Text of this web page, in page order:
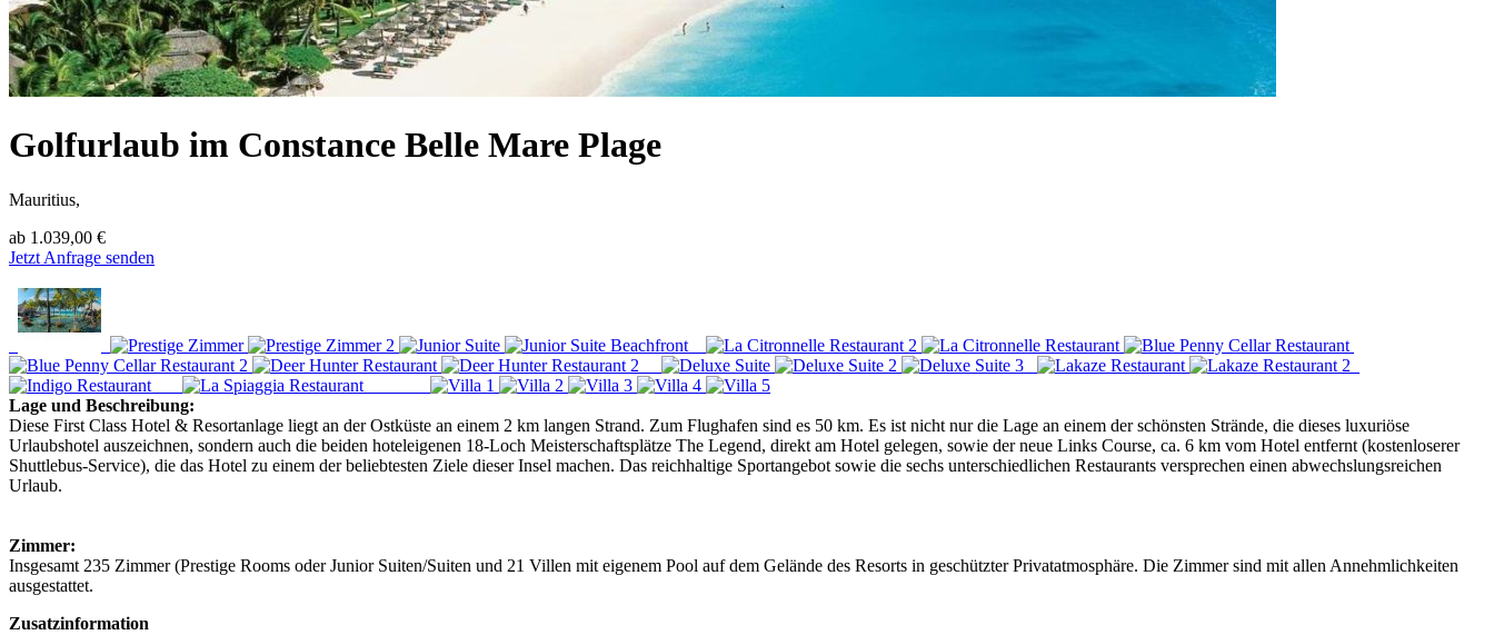
Golfurlaub im Constance Belle Mare Plage
Mauritius,
ab 1.039,00 €
Jetzt Anfrage senden
Lage und Beschreibung:
Diese First Class Hotel & Resortanlage liegt an der Ostküste an einem 2 km langen Strand. Zum Flughafen sind es 50 km. Es ist nicht nur die Lage an einem der schönsten Strände, die dieses luxuriöse
Urlaubshotel auszeichnen, sondern auch die beiden hoteleigenen 18-Loch Meisterschaftsplätze The Legend, direkt am Hotel gelegen, sowie der neue Links Course, ca. 6 km vom Hotel entfernt (kostenloserer
Shuttlebus-Service), die das Hotel zu einem der beliebtesten Ziele dieser Insel machen. Das reichhaltige Sportangebot sowie die sechs unterschiedlichen Restaurants versprechen einen abwechslungsreichen
Urlaub.
Zimmer:
Insgesamt 235 Zimmer (Prestige Rooms oder Junior Suiten/Suiten und 21 Villen mit eigenem Pool auf dem Gelände des Resorts in geschützter Privatatmosphäre. Die Zimmer sind mit allen Annehmlichkeiten
ausgestattet.
Zusatzinformation